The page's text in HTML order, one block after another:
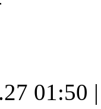
01:50 |